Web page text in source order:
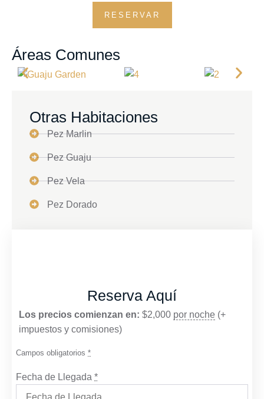
RESERVAR
Áreas Comunes
Otras Habitaciones
Pez Marlin
Pez Guaju
Pez Vela
Pez Dorado
Reserva Aquí
Los precios comienzan en: $2,000 por noche (+
impuestos y comisiones)
Campos obligatorios *
Fecha de Llegada *